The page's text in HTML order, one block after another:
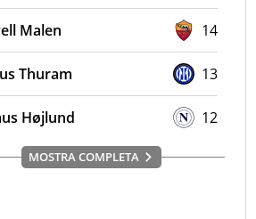
Malen 14
Thuram 13
Højlund 12
MOSTRA COMPLETA